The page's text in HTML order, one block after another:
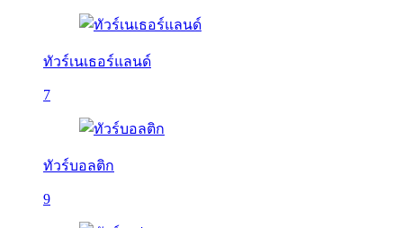
ทัวร์เนเธอร์แลนด์
7
ทัวร์บอลติก
9